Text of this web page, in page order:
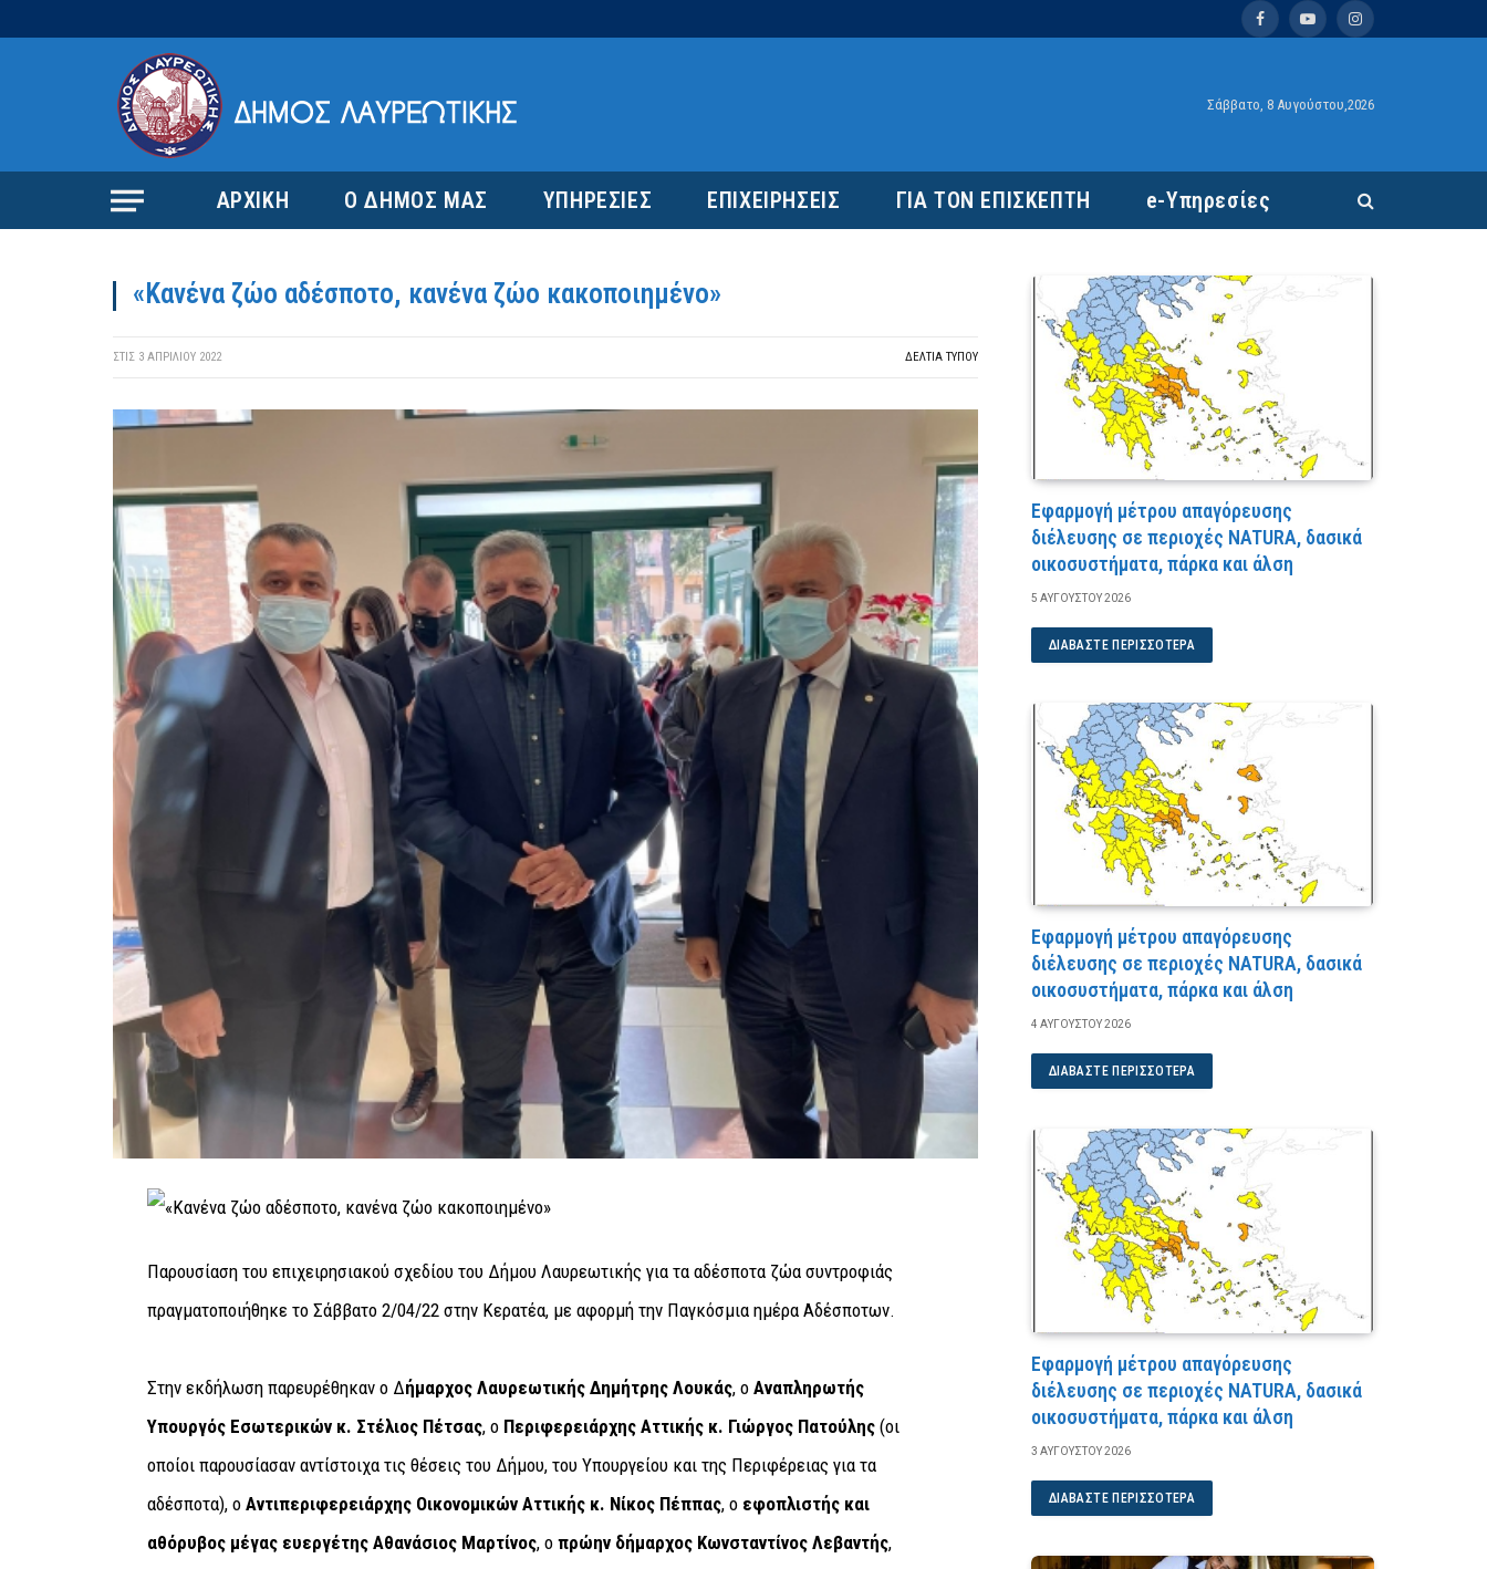
FacebookYouTubeInstagram
Σάββατο, 8 Αυγούστου,2026
ΑΡΧΙΚΗ Ο ΔΗΜΟΣ ΜΑΣ ΥΠΗΡΕΣΙΕΣ ΕΠΙΧΕΙΡΗΣΕΙΣ ΓΙΑ ΤΟΝ ΕΠΙΣΚΕΠΤΗ e-Υπηρεσίες
«Κανένα ζώο αδέσποτο, κανένα ζώο κακοποιημένο»
ΣΤΙΣ 3 ΑΠΡΙΛΊΟΥ 2022 ΔΕΛΤΙΑ ΤΥΠΟΥ
Παρουσίαση του επιχειρησιακού σχεδίου του Δήμου Λαυρεωτικής για τα αδέσποτα ζώα συντροφιάς
πραγματοποιήθηκε το Σάββατο 2/04/22 στην Κερατέα, με αφορμή την Παγκόσμια ημέρα Αδέσποτων.
Στην εκδήλωση παρευρέθηκαν ο Δήμαρχος Λαυρεωτικής Δημήτρης Λουκάς, ο Αναπληρωτής
Υπουργός Εσωτερικών κ. Στέλιος Πέτσας, ο Περιφερειάρχης Αττικής κ. Γιώργος Πατούλης(οι
οποίοι παρουσίασαν αντίστοιχα τις θέσεις του Δήμου, του Υπουργείου και της Περιφέρειας για τα
αδέσποτα), ο Αντιπεριφερειάρχης Οικονομικών Αττικής κ. Νίκος Πέππας, ο εφοπλιστής και
αθόρυβος μέγας ευεργέτης Αθανάσιος Μαρτίνος, ο πρώην δήμαρχος Κωνσταντίνος Λεβαντής,
Εφαρμογή μέτρου απαγόρευσης
διέλευσης σε περιοχές NATURA, δασικά
οικοσυστήματα, πάρκα και άλση
5 ΑΥΓΟΎΣΤΟΥ 2026
ΔΙΑΒΆΣΤΕ ΠΕΡΙΣΣΌΤΕΡΑ
Εφαρμογή μέτρου απαγόρευσης
διέλευσης σε περιοχές NATURA, δασικά
οικοσυστήματα, πάρκα και άλση
4 ΑΥΓΟΎΣΤΟΥ 2026
ΔΙΑΒΆΣΤΕ ΠΕΡΙΣΣΌΤΕΡΑ
Εφαρμογή μέτρου απαγόρευσης
διέλευσης σε περιοχές NATURA, δασικά
οικοσυστήματα, πάρκα και άλση
3 ΑΥΓΟΎΣΤΟΥ 2026
ΔΙΑΒΆΣΤΕ ΠΕΡΙΣΣΌΤΕΡΑ